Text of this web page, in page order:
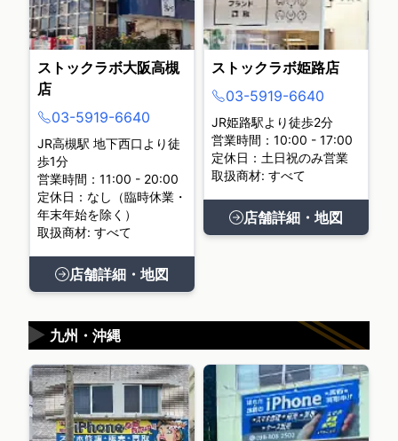
ストックラボ大阪高槻
店
03-5919-6640
JR高槻駅 地下西口より徒
歩1分
営業時間：11:00 - 20:00
定休日：なし（臨時休業・
年末年始を除く）
取扱商材: すべて
店舗詳細・地図
ストックラボ姫路店
03-5919-6640
JR姫路駅より徒歩2分
営業時間：10:00 - 17:00
定休日：土日祝のみ営業
取扱商材: すべて
店舗詳細・地図
九州・沖縄
▶